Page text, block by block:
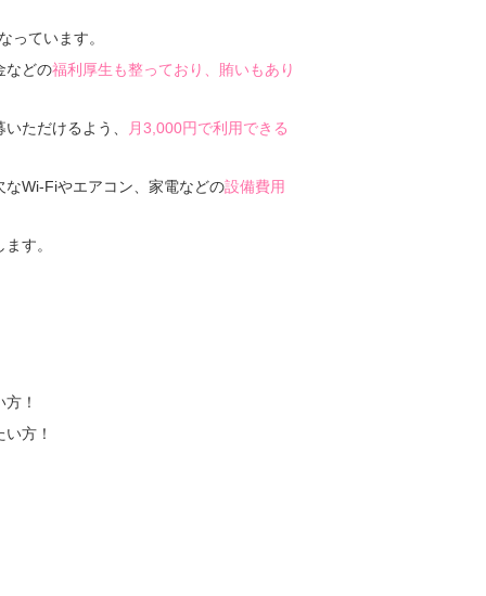
っています。
などの福利厚生も整っており、賄いもあり
ただけるよう、 月3,000円で利用できる
なWi-Fiやエアコン、家電などの設備費用
す。
！
方！